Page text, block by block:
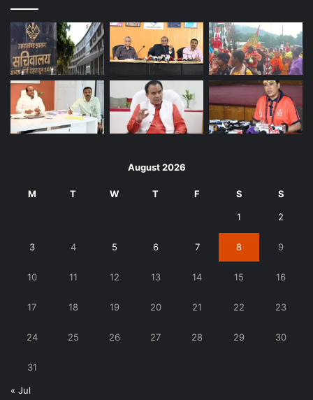
August 2026
M T W T F S S
1 2
3 4 5 6 7 8 9
10 11 12 13 14 15 16
17 18 19 20 21 22 23
24 25 26 27 28 29 30
31
« Jul